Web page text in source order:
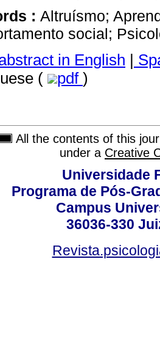
: Altruísmo;
social;
in English |
(
pdf )
All the contents of this
under a Creative
Universidade
Programa de Pós-
Campus
36036-330